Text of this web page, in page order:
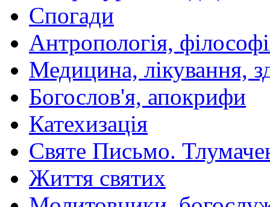
Спогади
Антропологія,
Медицина, лікування,
Богослов'я, апокрифи
Катехизація
Святе Письмо.
Життя святих